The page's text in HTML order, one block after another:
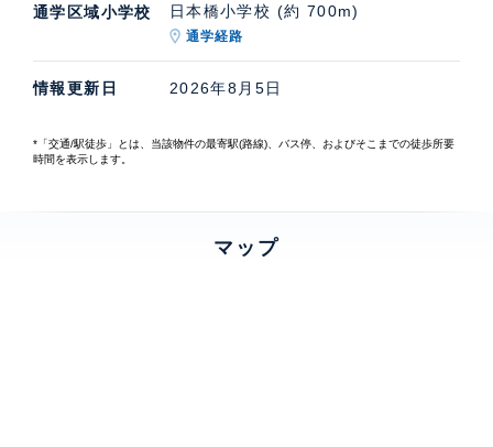
通学区域小学校 日本橋小学校 (約 700m)
通学経路
情報更新日 2026年8月5日
*「交通/駅徒歩」とは、当該物件の最寄駅(路線)、バス停、およびそこまでの徒歩所要
時間を表示します。
マップ